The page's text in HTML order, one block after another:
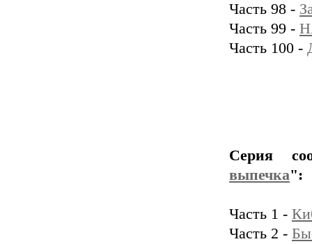
Часть 98 -
Часть 99 -
Часть 100 -
Серия
выпечка":
Часть 1 -
Часть 2 -